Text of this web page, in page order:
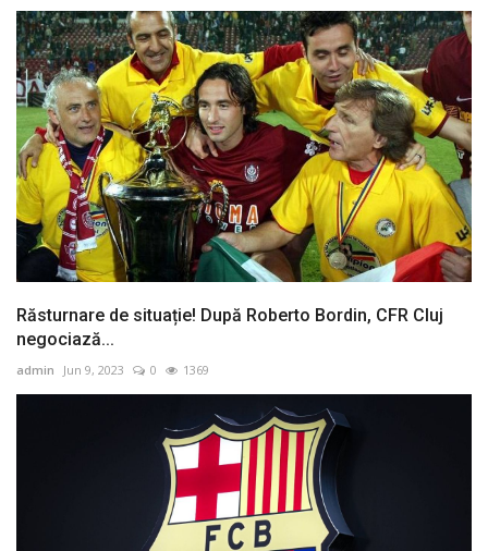
Răsturnare de situație! După Roberto Bordin, CFR Cluj
negociază...
admin Jun 9, 2023 0 1369